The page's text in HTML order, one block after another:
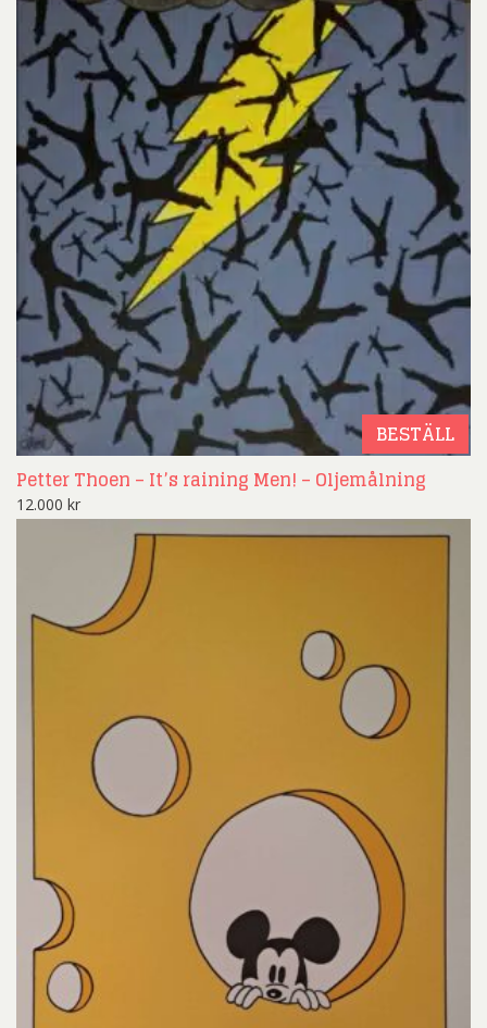
BESTÄLL
Petter Thoen – It’s raining Men! – Oljemålning
12.000 kr